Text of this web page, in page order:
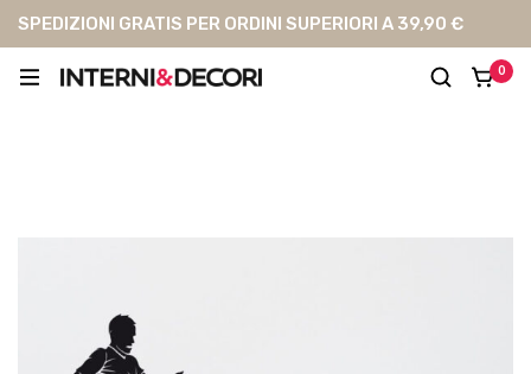
SPEDIZIONI GRATIS PER ORDINI SUPERIORI A 39,90 €
0